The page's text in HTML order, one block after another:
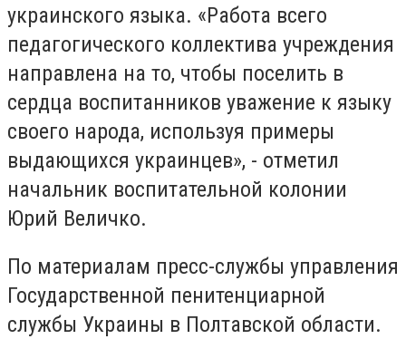
украинского языка. «Работа всего
педагогического коллектива учреждения
направлена на то, чтобы поселить в
сердца воспитанников уважение к языку
своего народа, используя примеры
выдающихся украинцев», - отметил
начальник воспитательной колонии
Юрий Величко.
По материалам пресс-службы управления
Государственной пенитенциарной
службы Украины в Полтавской области.